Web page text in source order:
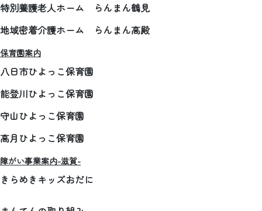
特別養護老人ホーム らんまん鶴見
地域密着介護ホーム らんまん高殿
保育園案内
八日市ひよっこ保育園
能登川ひよっこ保育園
守山ひよっこ保育園
高月ひよっこ保育園
障がい事業案内-滋賀-
きらめきキッズおだに